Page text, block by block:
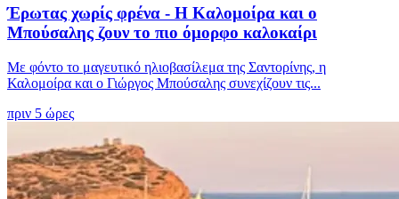
Έρωτας χωρίς φρένα - Η Καλομοίρα και ο
Μπούσαλης ζουν το πιο όμορφο καλοκαίρι
Με φόντο το μαγευτικό ηλιοβασίλεμα της Σαντορίνης, η
Καλομοίρα και ο Γιώργος Μπούσαλης συνεχίζουν τις...
πριν 5 ώρες